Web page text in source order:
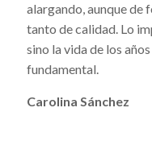
alargando, aunque de
tanto de calidad. Lo
sino la vida de los
fundamental.
Carolina Sánchez